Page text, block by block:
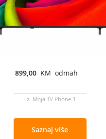
899,00 KM odmah
uz Moja TV Phone 1
Saznaj više